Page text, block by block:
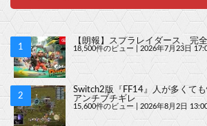
【朗報】スプラレイダース、完
18,500件のビュー 2026年7月23日
Switch2版『FF14』人が多くて
アンチブチギレ
15,600件のビュー 2026年8月2日